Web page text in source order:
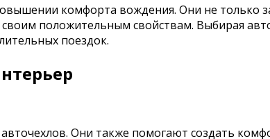
комфорта вождения. Они не только
положительным свойствам. Выбирая
поездок.
Они также помогают создать